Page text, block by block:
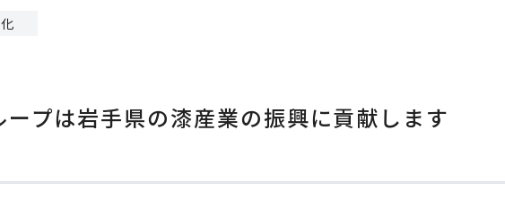
プは岩手県の漆産業の振興に貢献します